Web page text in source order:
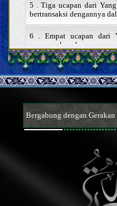
5 . Tiga ucapan dari
bertransaksi dengannya
6 . Empat ucapan dari
menyewakan dan menyewa
7 . Dua ucapan dari Yang
lahir dari rahim sewaan
Bergabung dengan Gerakan